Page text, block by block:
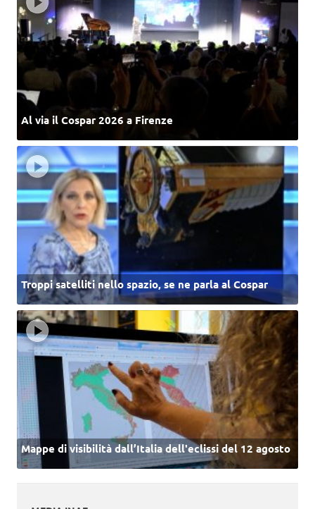
Al via il Cospar 2026 a Firenze
Troppi satelliti nello spazio, se ne parla al Cospar
Mappe di visibilità dall’Italia dell'eclissi del 12 agosto